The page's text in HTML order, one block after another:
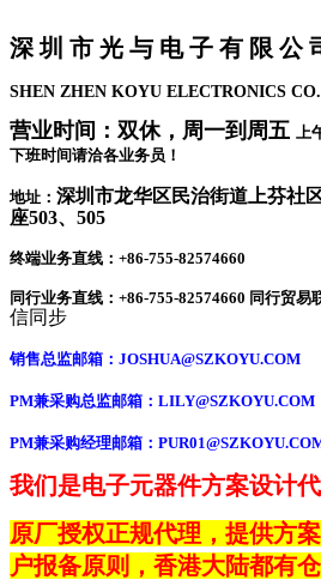
深 圳 市 光 与 电 子 有 限 公
SHEN ZHEN KOYU ELECTRONICS
营业时间：双休，周一到周五
下班时间请洽各业务员！
地址： 深圳市龙华区民治街道上芬社
座503、505
终端业务直线：+86-755-82574660
同行业务直线：+86-755-82574660 同行贸易
信同步
销售总监邮箱： JOSHUA@SZKOYU.COM
PM兼采购总监邮箱：LILY@SZKOYU.COM
PM兼采购经理邮箱：
我们是电子元器件方案设计代
原厂授权正规代理，提供方
户报备原则，香港大陆都有